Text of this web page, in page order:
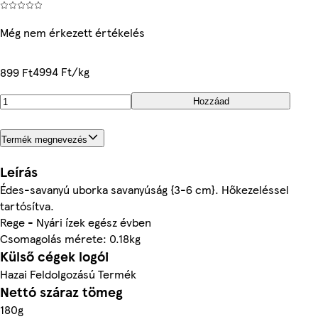
Még nem érkezett értékelés
899 Ft4994 Ft/kg
Hozzáad
Termék megnevezés
Leírás
Édes-savanyú uborka savanyúság {3-6 cm}. Hőkezeléssel
tartósítva.
Rege - Nyári ízek egész évben
Csomagolás mérete: 0.18kg
Külső cégek logói
Hazai Feldolgozású Termék
Nettó száraz tömeg
180g